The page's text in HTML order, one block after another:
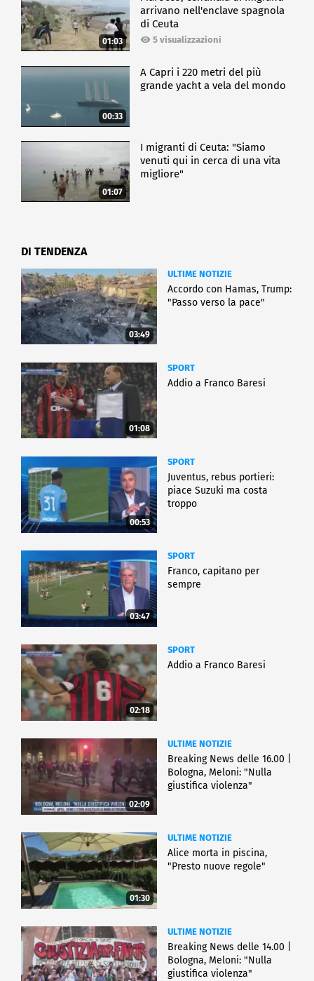
01:03
arrivano nell'enclave spagnola
di Ceuta
5 visualizzazioni
00:33
A Capri i 220 metri del più
grande yacht a vela del mondo
01:07
I migranti di Ceuta: "Siamo
venuti qui in cerca di una vita
migliore"
DI TENDENZA
03:49
ULTIME NOTIZIE
Accordo con Hamas, Trump:
"Passo verso la pace"
01:08
SPORT
Addio a Franco Baresi
00:53
SPORT
Juventus, rebus portieri:
piace Suzuki ma costa
troppo
03:47
SPORT
Franco, capitano per
sempre
02:18
SPORT
Addio a Franco Baresi
02:09
ULTIME NOTIZIE
Breaking News delle 16.00 |
Bologna, Meloni: "Nulla
giustifica violenza"
01:30
ULTIME NOTIZIE
Alice morta in piscina,
"Presto nuove regole"
ULTIME NOTIZIE
Breaking News delle 14.00 |
Bologna, Meloni: "Nulla
giustifica violenza"